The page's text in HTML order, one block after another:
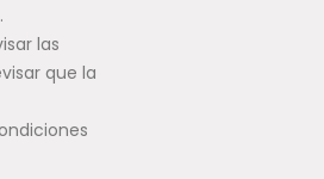
las
que la